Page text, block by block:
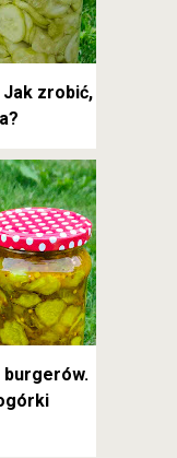
Jak zrobić,
burgerów.